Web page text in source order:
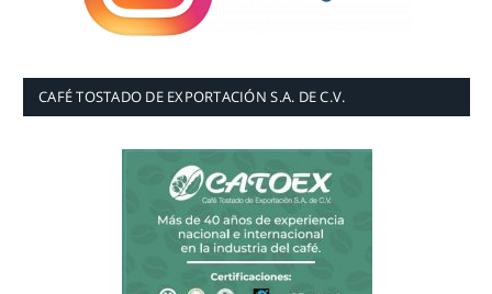
CAFÉ TOSTADO DE EXPORTACIÓN S.A. DE C.V.